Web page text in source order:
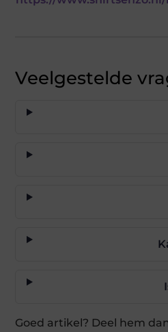
Veelgestelde
Goed artikel? Deel hem